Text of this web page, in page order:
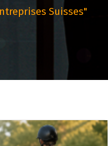
Suisses"